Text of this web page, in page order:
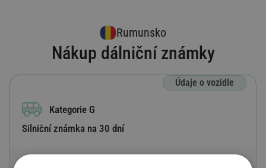
Rumunsko
Nákup dálniční známky
Údaje o vozidle
Kategorie G
Silniční známka na 30 dní